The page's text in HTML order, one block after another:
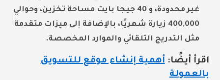
غير محدودة، و 40 جيجا بايت مساحة تخزين، وحوالي
400,000 زيارة شهريًا، بالإضافة إلى ميزات متقدمة
مثل التدريج التلقائي والموارد المخصصة.
اقرأ أيضًا:أهمية إنشاء موقع للتسويق
بالعمولة